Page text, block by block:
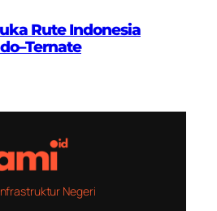
Rute Indonesia
Negeri